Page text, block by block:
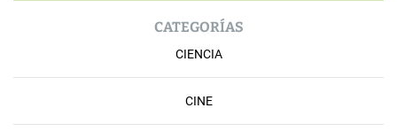
CATEGORÍAS
CIENCIA
CINE